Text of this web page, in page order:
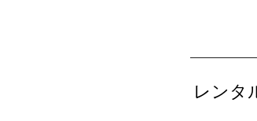
レンタ